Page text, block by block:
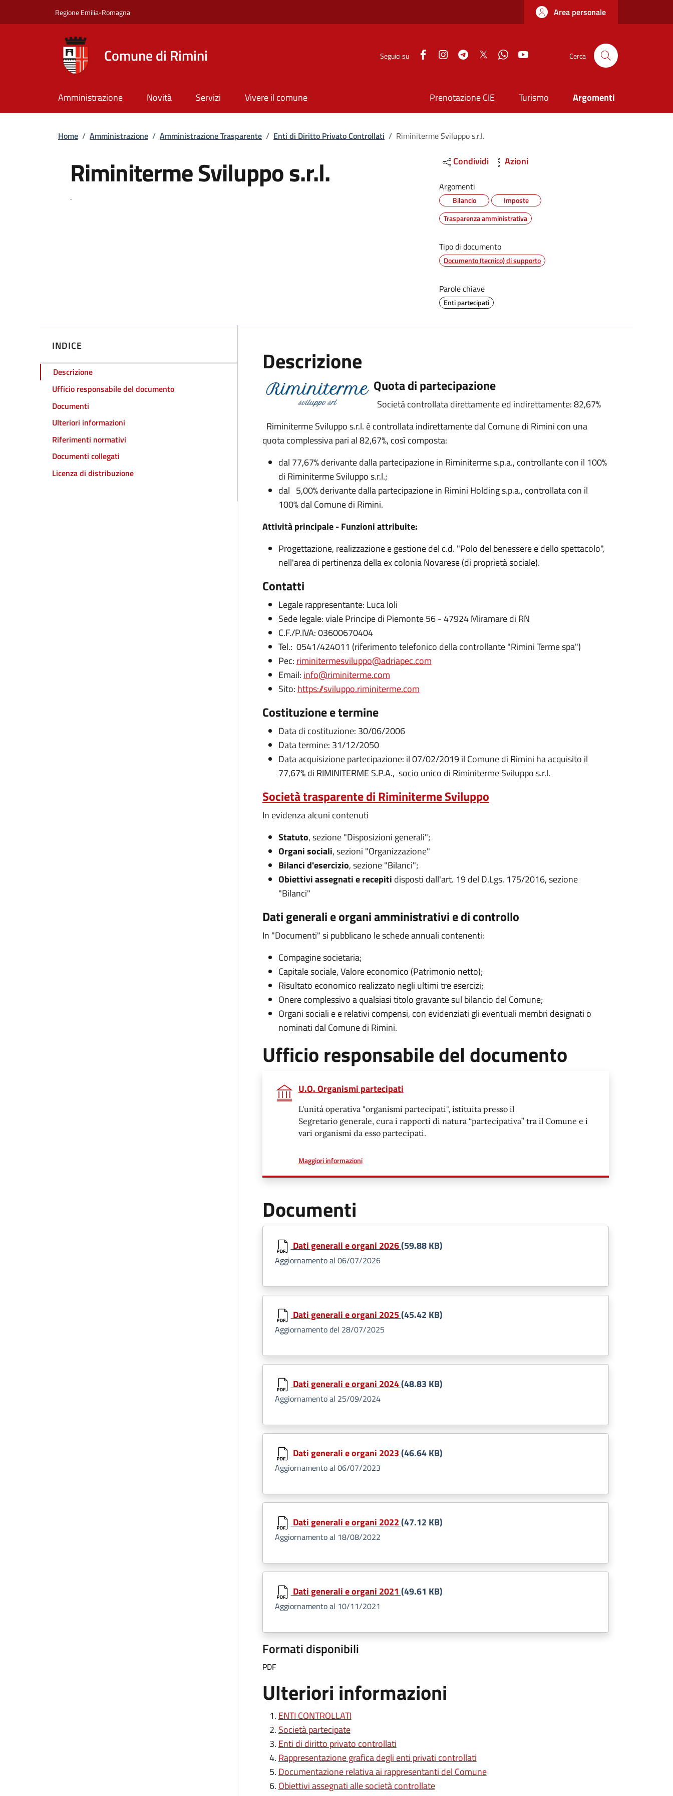
Regione Emilia-Romagna Area personale
Comune di Rimini Seguici su FacebookInstagramTelegramTwitter WhatsApp Cerca
Amministrazione Novità Servizi Vivere il comune Prenotazione CIE Turismo Argomenti
Briciole di pane
Home / Amministrazione / Amministrazione Trasparente / Enti di Diritto Privato Controllati / Riminiterme Sviluppo s.r.l.
Riminiterme Sviluppo s.r.l.
Dettagli
.
Condividi Azioni
Argomenti
Bilancio
Imposte
Trasparenza amministrativa
Tipo di documento
Documento (tecnico) di supporto
Parole chiave
Enti partecipati
INDICE
Descrizione
Ufficio responsabile del documento
Documenti
Ulteriori informazioni
Riferimenti normativi
Documenti collegati
Licenza di distribuzione
Descrizione
Quota di partecipazione
Società controllata direttamente ed indirettamente: 82,67%
Riminiterme Sviluppo s.r.l. è controllata indirettamente dal Comune di Rimini con una
quota complessiva pari al 82,67%, così composta:
dal 77,67% derivante dalla partecipazione in Riminiterme s.p.a., controllante con il 100%
di Riminiterme Sviluppo s.r.l.;
dal 5,00% derivante dalla partecipazione in Rimini Holding s.p.a., controllata con il
100% dal Comune di Rimini.
Attività principale - Funzioni attribuite:
Progettazione, realizzazione e gestione del c.d. "Polo del benessere e dello spettacolo",
nell'area di pertinenza della ex colonia Novarese (di proprietà sociale).
Contatti
Legale rappresentante: Luca Ioli
Sede legale: viale Principe di Piemonte 56 - 47924 Miramare di RN
C.F./P.IVA: 03600670404
Tel.: 0541/424011 (riferimento telefonico della controllante "Rimini Terme spa")
Pec: riminitermesviluppo@adriapec.com
Email: info@riminiterme.com
Sito: https://sviluppo.riminiterme.com
Costituzione e termine
Data di costituzione: 30/06/2006
Data termine: 31/12/2050
Data acquisizione partecipazione: il 07/02/2019 il Comune di Rimini ha acquisito il
77,67% di RIMINITERME S.P.A., socio unico di Riminiterme Sviluppo s.r.l.
Società trasparente di Riminiterme Sviluppo
In evidenza alcuni contenuti
Statuto, sezione "Disposizioni generali";
Organi sociali, sezioni "Organizzazione"
Bilanci d'esercizio, sezione "Bilanci";
Obiettivi assegnati e recepiti disposti dall'art. 19 del D.Lgs. 175/2016, sezione
"Bilanci"
Dati generali e organi amministrativi e di controllo
In "Documenti" si pubblicano le schede annuali contenenti:
Compagine societaria;
Capitale sociale, Valore economico (Patrimonio netto);
Risultato economico realizzato negli ultimi tre esercizi;
Onere complessivo a qualsiasi titolo gravante sul bilancio del Comune;
Organi sociali e e relativi compensi, con evidenziati gli eventuali membri designati o
nominati dal Comune di Rimini.
Ufficio responsabile del documento
U.O. Organismi partecipati
L'unità operativa "organismi partecipati", istituita presso il
Segretario generale, cura i rapporti di natura “partecipativa” tra il Comune e i
vari organismi da esso partecipati.
Maggiori informazionia proposito di
Documenti
Dati generali e organi 2026(59.88 KB)
Aggiornamento al 06/07/2026
Dati generali e organi 2025(45.42 KB)
Aggiornamento del 28/07/2025
Dati generali e organi 2024(48.83 KB)
Aggiornamento al 25/09/2024
Dati generali e organi 2023(46.64 KB)
Aggiornamento al 06/07/2023
Dati generali e organi 2022(47.12 KB)
Aggiornamento al 18/08/2022
Dati generali e organi 2021 (49.61 KB)
Aggiornamento al 10/11/2021
Formati disponibili
PDF
Ulteriori informazioni
ENTI CONTROLLATI
Società partecipate
Enti di diritto privato controllati
Rappresentazione grafica degli enti privati controllati
Documentazione relativa ai rappresentanti del Comune
Obiettivi assegnati alle società controllate